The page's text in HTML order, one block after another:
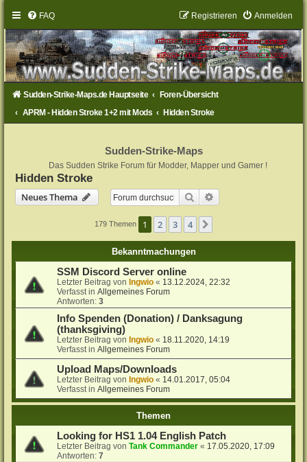
FAQ Anmelden
Registrieren
Sudden-Strike-Maps.de Hauptseite
Foren-Übersicht
APRM - Hidden Stroke 1+2 mit Mods
Hidden Stroke
Sudden-Strike-Maps
Das Sudden Strike Forum für Modder, Mapper und Gamer !
Hidden Stroke
Neues Thema
Suche
179 Themen 1 2 3 4
Bekanntmachungen
SSM Discord Server online
Letzter Beitrag von Ingwio « 13.12.2024, 22:32
Verfasst inAllgemeines Forum
Antworten:3
Info Spenden (Donation) / Danksagung
(thanksgiving)
Letzter Beitrag von Ingwio « 18.11.2020, 14:19
Verfasst inAllgemeines Forum
Upload Maps/Downloads
Letzter Beitrag von Ingwio « 14.01.2017, 05:04
Verfasst inAllgemeines Forum
Themen
Looking for HS1 1.04 English Patch
Letzter Beitrag vonTank Commander « 17.05.2020, 17:09
Antworten:7